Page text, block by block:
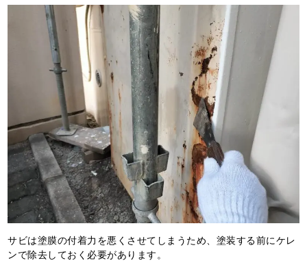
サビは塗膜の付着力を悪くさせてしまうため、塗装する前にケレ
ンで除去しておく必要があります。